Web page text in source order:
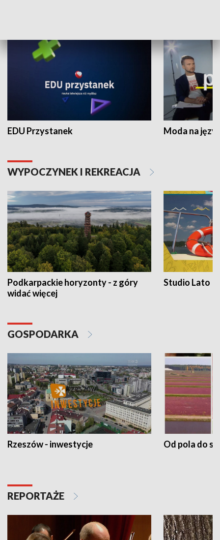
EDU Przystanek Moda na
WYPOCZYNEK I REKREACJA
Podkarpackie horyzonty - z góry
widać więcej
Studio Lato
GOSPODARKA
Rzeszów - inwestycje Od pola do
REPORTAŻE